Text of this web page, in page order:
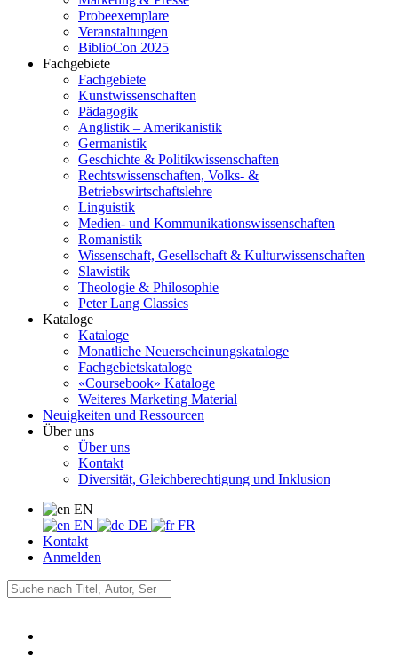
Probeexemplare
Veranstaltungen
BiblioCon 2025
Fachgebiete
Fachgebiete
Kunstwissenschaften
Pädagogik
Anglistik – Amerikanistik
Germanistik
Geschichte & Politikwissenschaften
Rechtswissenschaften, Volks- &
Betriebswirtschaftslehre
Linguistik
Medien- und Kommunikationswissenschaften
Romanistik
Wissenschaft, Gesellschaft & Kulturwissenschaften
Slawistik
Theologie & Philosophie
Peter Lang Classics
Kataloge
Kataloge
Monatliche Neuerscheinungskataloge
Fachgebietskataloge
«Coursebook» Kataloge
Weiteres Marketing Material
Neuigkeiten und Ressourcen
Über uns
Über uns
Kontakt
Diversität, Gleichberechtigung und Inklusion
EN
EN
DE
FR
Kontakt
Anmelden